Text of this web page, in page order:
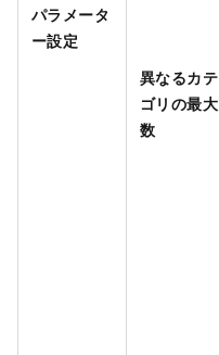
パラメータ
ー設定
異なるカテ
ゴリの最大
数